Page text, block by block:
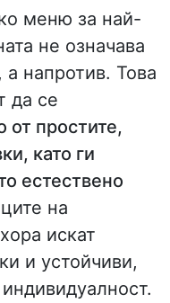
меню за най-
не означава
напротив. Това
да се
от простите,
като ги
естествено
на
искат
и устойчиви,